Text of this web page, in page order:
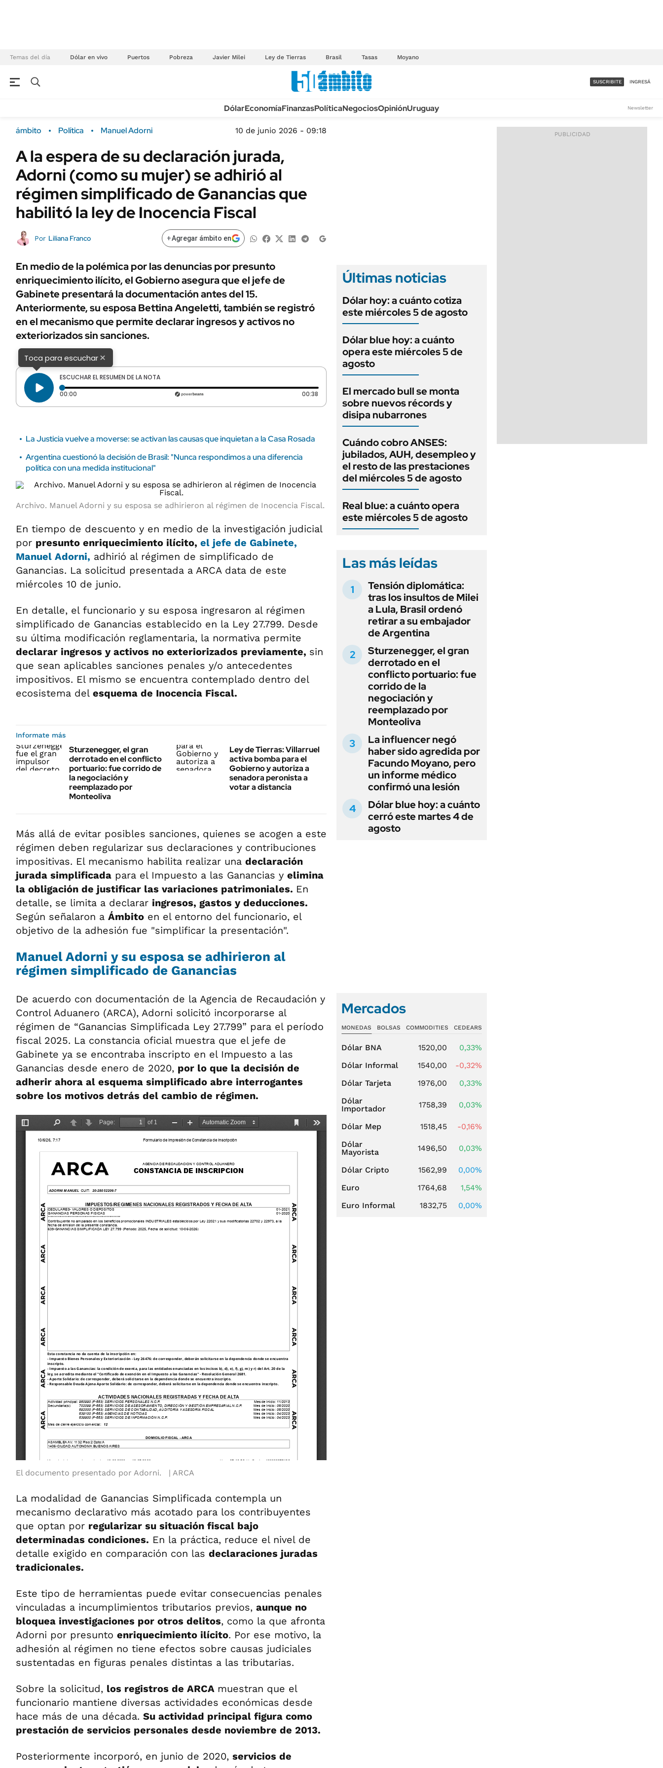
Temas del día Dólar en vivo Puertos Pobreza Javier Milei Ley de Tierras Brasil Tasas Moyano
Campo
FINANZAS
Dólar
Mercados
MEDIAKIT AMBITO DEBATE
Sustentabilidad
ENERGY REPORT
POLÍTICA
Nacional
Municipios
TECNOLOGÍA
MÉXICO
MUNDO
INFORMACIÓN GENERAL
ESPECTÁCULOS
AUTOS
ACCESO FULL - $1.800/MES
SUSCRIBITE INGRESÁ
DólarEconomíaFinanzasPolíticaNegociosOpiniónUruguay Newsletter
ámbito Política Manuel Adorni 10 de junio 2026 - 09:18
A la espera de su declaración jurada,
Adorni (como su mujer) se adhirió al
régimen simplificado de Ganancias que
habilitó la ley de Inocencia Fiscal
Por Liliana Franco +Agregar ámbito en
En medio de la polémica por las denuncias por presunto
enriquecimiento ilícito, el Gobierno asegura que el jefe de
Gabinete presentará la documentación antes del 15.
Anteriormente, su esposa Bettina Angeletti, también se registró
en el mecanismo que permite declarar ingresos y activos no
exteriorizados sin sanciones.
Toca para escuchar×
ESCUCHAR EL RESUMEN DE LA NOTA
00:00 Tiempo transcurrido: 0 segundos 00:38Duración: 38 segundos
La Justicia vuelve a moverse: se activan las causas que inquietan a la Casa Rosada
Argentina cuestionó la decisión de Brasil: "Nunca respondimos a una diferencia
política con una medida institucional"
Archivo. Manuel Adorni y su esposa se adhirieron al régimen de Inocencia Fiscal.
En tiempo de descuento y en medio de la investigación judicial
por presunto enriquecimiento ilícito, el jefe de Gabinete,
Manuel Adorni, adhirió al régimen de simplificado de
Ganancias. La solicitud presentada a ARCA data de este
miércoles 10 de junio.
En detalle, el funcionario y su esposa ingresaron al régimen
simplificado de Ganancias establecido en la Ley 27.799. Desde
su última modificación reglamentaria, la normativa permite
declarar ingresos y activos no exteriorizados previamente, sin
que sean aplicables sanciones penales y/o antecedentes
impositivos. El mismo se encuentra contemplado dentro del
ecosistema del esquema de Inocencia Fiscal.
Informate más
Sturzenegger, el gran
derrotado en el conflicto
portuario: fue corrido de
la negociación y
reemplazado por
Monteoliva
Ley de Tierras: Villarruel
activa bomba para el
Gobierno y autoriza a
senadora peronista a
votar a distancia
Más allá de evitar posibles sanciones, quienes se acogen a este
régimen deben regularizar sus declaraciones y contribuciones
impositivas. El mecanismo habilita realizar una declaración
jurada simplificada para el Impuesto a las Ganancias y elimina
la obligación de justificar las variaciones patrimoniales. En
detalle, se limita a declarar ingresos, gastos y deducciones.
Según señalaron a Ámbito en el entorno del funcionario, el
objetivo de la adhesión fue "simplificar la presentación".
Manuel Adorni y su esposa se adhirieron al
régimen simplificado de Ganancias
De acuerdo con documentación de la Agencia de Recaudación y
Control Aduanero (ARCA), Adorni solicitó incorporarse al
régimen de “Ganancias Simplificada Ley 27.799” para el período
fiscal 2025. La constancia oficial muestra que el jefe de
Gabinete ya se encontraba inscripto en el Impuesto a las
Ganancias desde enero de 2020, por lo que la decisión de
adherir ahora al esquema simplificado abre interrogantes
sobre los motivos detrás del cambio de régimen.
El documento presentado por Adorni. ARCA
La modalidad de Ganancias Simplificada contempla un
mecanismo declarativo más acotado para los contribuyentes
que optan por regularizar su situación fiscal bajo
determinadas condiciones. En la práctica, reduce el nivel de
detalle exigido en comparación con las declaraciones juradas
tradicionales.
Este tipo de herramientas puede evitar consecuencias penales
vinculadas a incumplimientos tributarios previos, aunque no
bloquea investigaciones por otros delitos, como la que afronta
Adorni por presunto enriquecimiento ilícito. Por ese motivo, la
adhesión al régimen no tiene efectos sobre causas judiciales
sustentadas en figuras penales distintas a las tributarias.
Sobre la solicitud, los registros de ARCA muestran que el
funcionario mantiene diversas actividades económicas desde
hace más de una década. Su actividad principal figura como
prestación de servicios personales desde noviembre de 2013.
Posteriormente incorporó, en junio de 2020, servicios de
Últimas noticias
Dólar hoy: a cuánto cotiza
este miércoles 5 de agosto
Dólar blue hoy: a cuánto
opera este miércoles 5 de
agosto
El mercado bull se monta
sobre nuevos récords y
disipa nubarrones
Cuándo cobro ANSES:
jubilados, AUH, desempleo y
el resto de las prestaciones
del miércoles 5 de agosto
Real blue: a cuánto opera
este miércoles 5 de agosto
Las más leídas
Tensión diplomática:
tras los insultos de Milei
a Lula, Brasil ordenó
retirar a su embajador
de Argentina
Sturzenegger, el gran
derrotado en el
conflicto portuario: fue
corrido de la
negociación y
reemplazado por
Monteoliva
La influencer negó
haber sido agredida por
Facundo Moyano, pero
un informe médico
confirmó una lesión
Dólar blue hoy: a cuánto
cerró este martes 4 de
agosto
Mercados
MONEDAS BOLSAS COMMODITIES CEDEARS
Dólar BNA 1520,00
0,33%
Dólar Informal
1540,00
-0,32%
Dólar Tarjeta
1976,00
0,33%
Dólar
Importador
1758,39 0,03%
Dólar Mep 1518,45
-0,16%
Dólar
Mayorista
1496,50 0,03%
Dólar Cripto 1562,99
0,00%
Euro
1764,68
1,54%
Euro Informal
1832,75 0,00%